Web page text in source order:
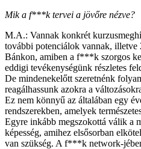
Mik a f***k tervei a jövőre nézve?
M.A.: Vannak konkrét
további potenciálok vannak, illetve
Bánkon, amiben a f***k szorgos
eddigi tevékenységünk részletes
De mindenekelőtt szeretnénk
reagálhassunk azokra a
Ez nem könnyű az általában egy
rendszerekben, amelyek
Egyre inkább megszokottá válik a
képesség, amihez elsősorban
van szükség. A f***k network-